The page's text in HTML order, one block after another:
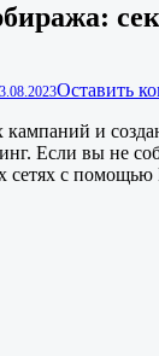
Оставить
и
Если вы не
сетях с